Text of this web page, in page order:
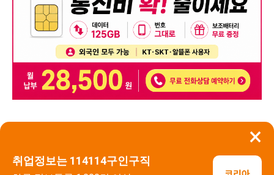
×
취업정보는 114114구인구직